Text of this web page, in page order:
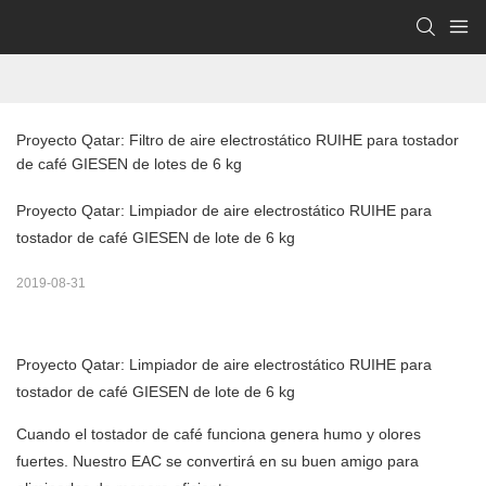
Proyecto Qatar: Filtro de aire electrostático RUIHE para tostador
de café GIESEN de lotes de 6 kg
Proyecto Qatar: Limpiador de aire electrostático RUIHE para
tostador de café GIESEN de lote de 6 kg
2019-08-31
Proyecto Qatar: Limpiador de aire electrostático RUIHE para
tostador de café GIESEN de lote de 6 kg
Cuando el tostador de café funciona genera humo y olores
fuertes. Nuestro EAC se convertirá en su buen amigo para